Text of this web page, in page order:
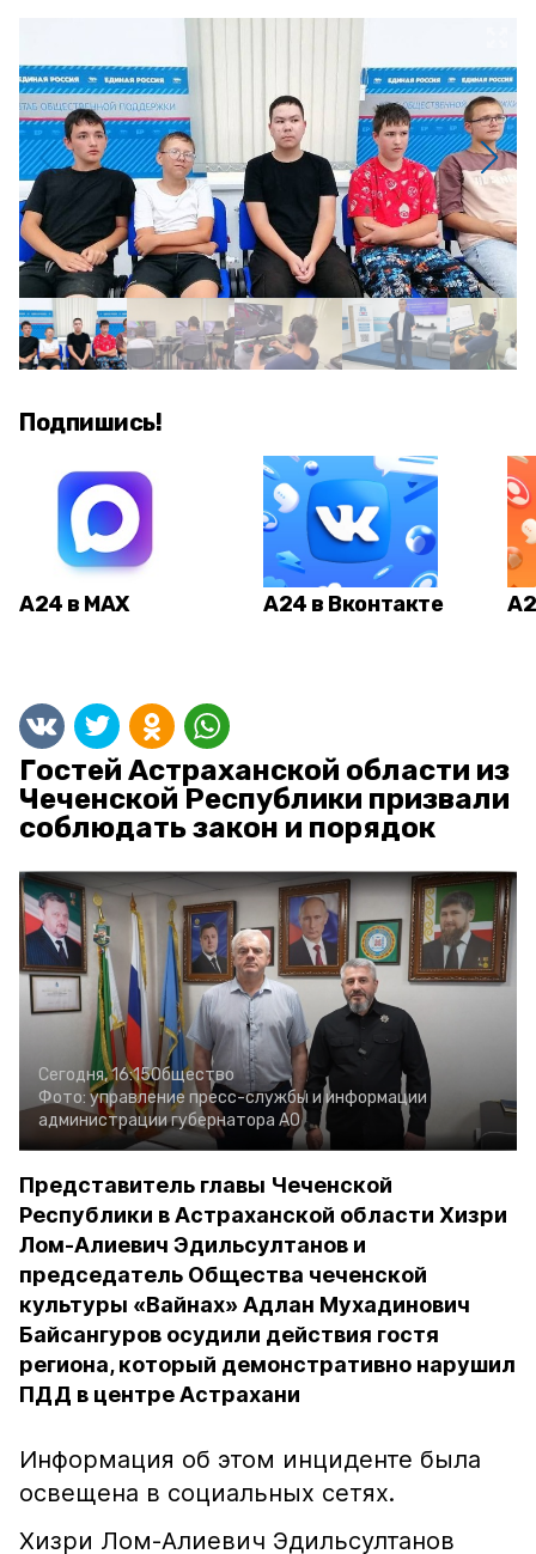
Подпишись!
А24 в MAX А24 в Вконтакте
Гостей Астраханской области из
Чеченской Республики призвали
соблюдать закон и порядок
Сегодня, 16:15Общество
Фото: управление пресс-службы и информации
администрации губернатора АО
Представитель главы Чеченской
Республики в Астраханской области Хизри
Лом-Алиевич Эдильсултанов и
председатель Общества чеченской
культуры «Вайнах» Адлан Мухадинович
Байсангуров осудили действия гостя
региона, который демонстративно нарушил
ПДД в центре Астрахани
Информация об этом инциденте была
освещена в социальных сетях.
Хизри Лом-Алиевич Эдильсултанов